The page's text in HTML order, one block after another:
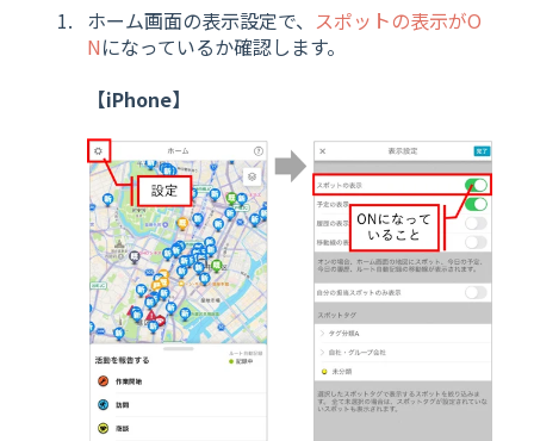
ホーム画面の表示設定で、 スポットの表示がO
Nになっているか確認します。
【iPhone】